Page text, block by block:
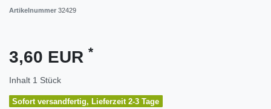
Artikelnummer 32429
3,60 EUR *
Inhalt 1 Stück
Sofort versandfertig, Lieferzeit 2-3 Tage